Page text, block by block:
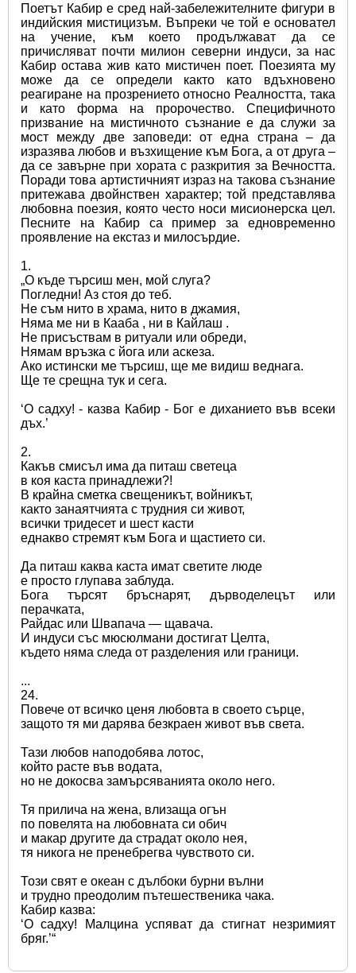
Поетът Кабир е сред най-забележителните фигури в
индийския мистицизъм. Въпреки че той е основател
на учение, към което продължават да се
причисляват почти милион северни индуси, за нас
Кабир остава жив като мистичен поет. Поезията му
може да се определи както като вдъхновено
реагиране на прозрението относно Реалността, така
и като форма на пророчество. Специфичното
призвание на мистичното съзнание е да служи за
мост между две заповеди: от една страна – да
изразява любов и възхищение към Бога, а от друга –
да се завърне при хората с разкрития за Вечността.
Поради това артистичният израз на такова съзнание
притежава двойнствен характер; той представлява
любовна поезия, която често носи мисионерска цел.
Песните на Кабир са пример за едновременно
проявление на екстаз и милосърдие.
1.
„О къде търсиш мен, мой слуга?
Погледни! Аз стоя до теб.
Не съм нито в храма, нито в джамия,
Няма ме ни в Кааба , ни в Кайлаш .
Не присъствам в ритуали или обреди,
Нямам връзка с йога или аскеза.
Ако истински ме търсиш, ще ме видиш веднага.
Ще те срещна тук и сега.
‘О садху! - казва Кабир - Бог е диханието във всеки
дъх.’
2.
Какъв смисъл има да питаш светеца
в коя каста принадлежи?!
В крайна сметка свещеникът, войникът,
както занаятчията с трудния си живот,
всички тридесет и шест касти
еднакво стремят към Бога и щастието си.
Да питаш каква каста имат светите люде
е просто глупава заблуда.
Бога търсят бръснарят, дърводелецът или
перачката,
Райдас или Швапача — щавача.
И индуси със мюсюлмани достигат Целта,
където няма следа от разделения или граници.
...
24.
Повече от всичко ценя любовта в своето сърце,
защото тя ми дарява безкраен живот във света.
Тази любов наподобява лотос,
който расте във водата,
но не докосва замърсяванията около него.
Тя прилича на жена, влизаща огън
по повелята на любовната си обич
и макар другите да страдат около нея,
тя никога не пренебрегва чувството си.
Този свят е океан с дълбоки бурни вълни
и трудно преодолим пътешественика чака.
Кабир казва:
‘О садху! Малцина успяват да стигнат незримият
бряг.’“